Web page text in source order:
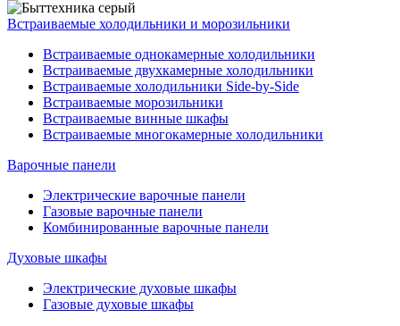
Встраиваемые холодильники и морозильники
Встраиваемые однокамерные холодильники
Встраиваемые двухкамерные холодильники
Встраиваемые холодильники Side-by-Side
Встраиваемые морозильники
Встраиваемые винные шкафы
Встраиваемые многокамерные холодильники
Варочные панели
Электрические варочные панели
Газовые варочные панели
Комбинированные варочные панели
Духовые шкафы
Электрические духовые шкафы
Газовые духовые шкафы